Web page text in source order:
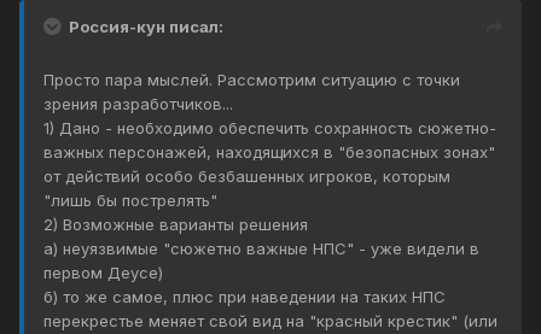
Россия-кун писал:
Просто пара мыслей. Рассмотрим ситуацию с точки
зрения разработчиков...
1) Дано - необходимо обеспечить сохранность сюжетно-
важных персонажей, находящихся в "безопасных зонах"
от действий особо безбашенных игроков, которым
"лишь бы пострелять"
2) Возможные варианты решения
а) неуязвимые "сюжетно важные НПС" - уже видели в
первом Деусе)
б) то же самое, плюс при наведении на таких НПС
перекрестье меняет свой вид на "красный крестик" (или